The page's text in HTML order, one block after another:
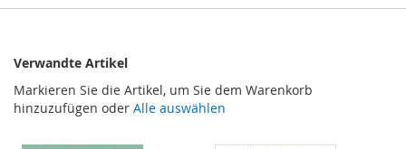
Verwandte Artikel
Markieren Sie die Artikel, um Sie dem Warenkorb
hinzuzufügen oder Alle auswählen